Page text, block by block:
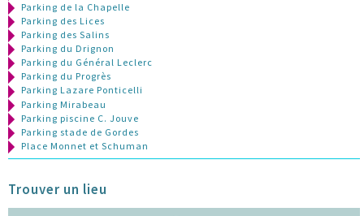
Parking de la Chapelle
Parking des Lices
Parking des Salins
Parking du Drignon
Parking du Général Leclerc
Parking du Progrès
Parking Lazare Ponticelli
Parking Mirabeau
Parking piscine C. Jouve
Parking stade de Gordes
Place Monnet et Schuman
Trouver un lieu